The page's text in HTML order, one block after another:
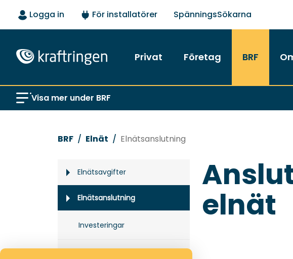
Logga in För installatörer SpänningsSökarna
Privat Företag BRF
Visa mer under BRF
BRF Elnät Elnätsanslutning
Elnätsavgifter
Elnätsanslutning
Investeringar
elnät